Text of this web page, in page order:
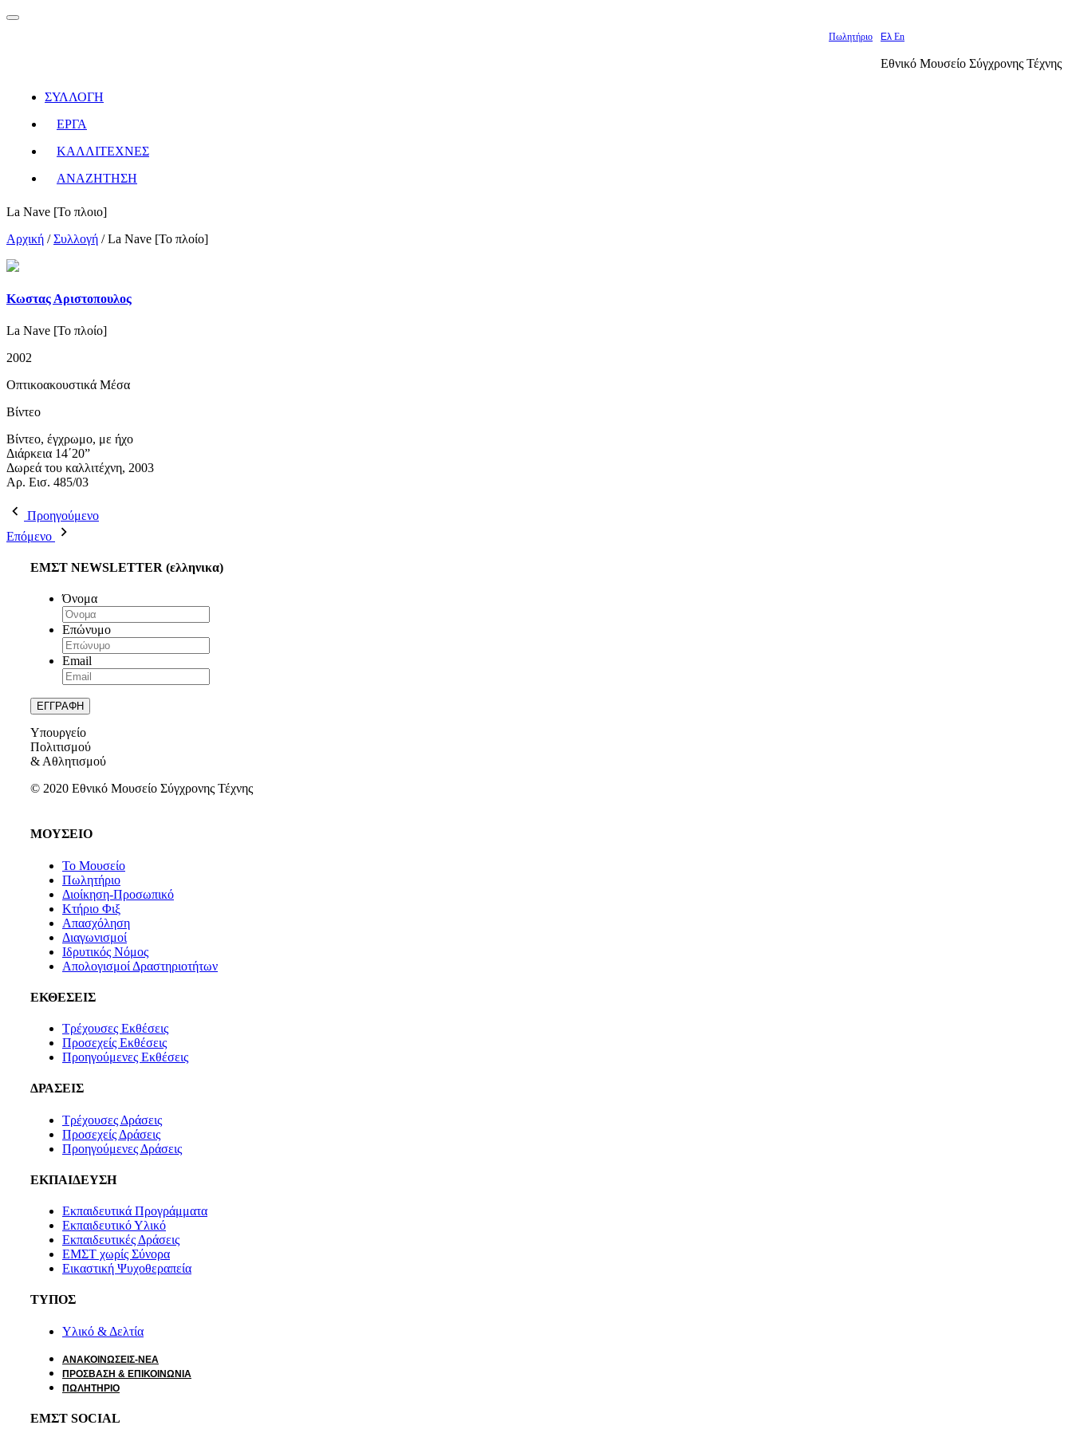
Πωλητήριο Ελ En
Εθνικό Μουσείο Σύγχρονης Τέχνης
ΣΥΛΛΟΓΗ
ΕΡΓΑ
ΚΑΛΛΙΤΕΧΝΕΣ
ΑΝΑΖΗΤΗΣΗ
La Nave [Το πλοιο]
Αρχική /Συλλογή /La Nave [Το πλοίο]
Κωστας Αριστοπουλος
La Nave [Το πλοίο]
2002
Οπτικοακουστικά Μέσα
Βίντεο
Βίντεο, έγχρωμο, με ήχο
Διάρκεια 14΄20”
Δωρεά του καλλιτέχνη, 2003
Aρ. Εισ. 485/03
Προηγούμενο
Επόμενο
ΕΜΣΤ NEWSLETTER (ελληνικα)
Όνομα
Επώνυμο
Email
Υπουργείο
Πολιτισμού
& Αθλητισμού
© 2020 Εθνικό Μουσείο Σύγχρονης Τέχνης
ΜΟΥΣΕΙΟ
Το Μουσείο
Πωλητήριο
Διοίκηση-Προσωπικό
Κτήριο Φιξ
Απασχόληση
Διαγωνισμοί
Ιδρυτικός Νόμος
Απολογισμοί Δραστηριοτήτων
ΕΚΘΕΣΕΙΣ
Τρέχουσες Εκθέσεις
Προσεχείς Εκθέσεις
Προηγούμενες Εκθέσεις
ΔΡΑΣΕΙΣ
Τρέχουσες Δράσεις
Προσεχείς Δράσεις
Προηγούμενες Δράσεις
ΕΚΠΑΙΔΕΥΣΗ
Εκπαιδευτικά Προγράμματα
Εκπαιδευτικό Υλικό
Εκπαιδευτικές Δράσεις
ΕΜΣΤ χωρίς Σύνορα
Εικαστική Ψυχοθεραπεία
ΤΥΠΟΣ
Υλικό & Δελτία
ΑΝΑΚΟΙΝΩΣΕΙΣ-ΝΕΑ
ΠΡΟΣΒΑΣΗ & ΕΠΙΚΟΙΝΩΝΙΑ
ΠΩΛΗΤΗΡΙΟ
ΕΜΣΤ SOCIAL